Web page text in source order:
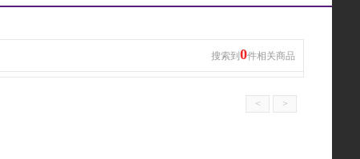
搜索到 0件相关商品
< >